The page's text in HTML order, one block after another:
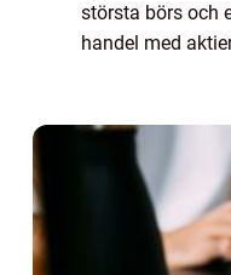
största börs och
handel med
viktig...